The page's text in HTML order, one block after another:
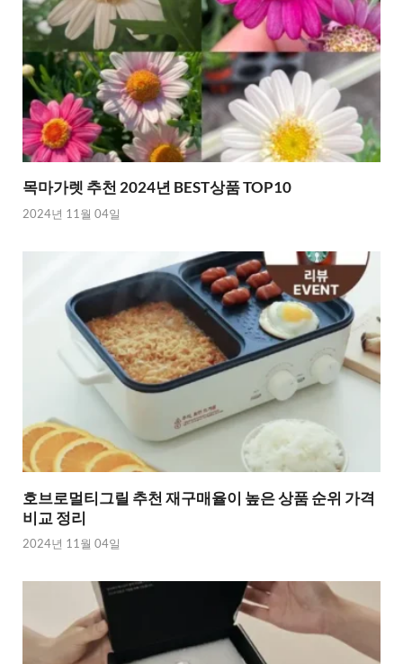
목마가렛 추천 2024년 BEST상품 TOP10
2024년 11월 04일
호브로멀티그릴 추천 재구매율이 높은 상품 순위 가격
비교 정리
2024년 11월 04일